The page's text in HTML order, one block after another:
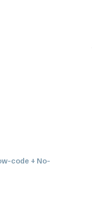
code + No-